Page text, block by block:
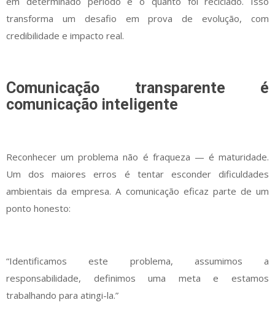
transforma um desafio em prova de evolução, com
credibilidade e impacto real.
Comunicação transparente é
comunicação inteligente
Reconhecer um problema não é fraqueza — é maturidade.
Um dos maiores erros é tentar esconder dificuldades
ambientais da empresa. A comunicação eficaz parte de um
ponto honesto:
“Identificamos este problema, assumimos a
responsabilidade, definimos uma meta e estamos
trabalhando para atingi-la.”